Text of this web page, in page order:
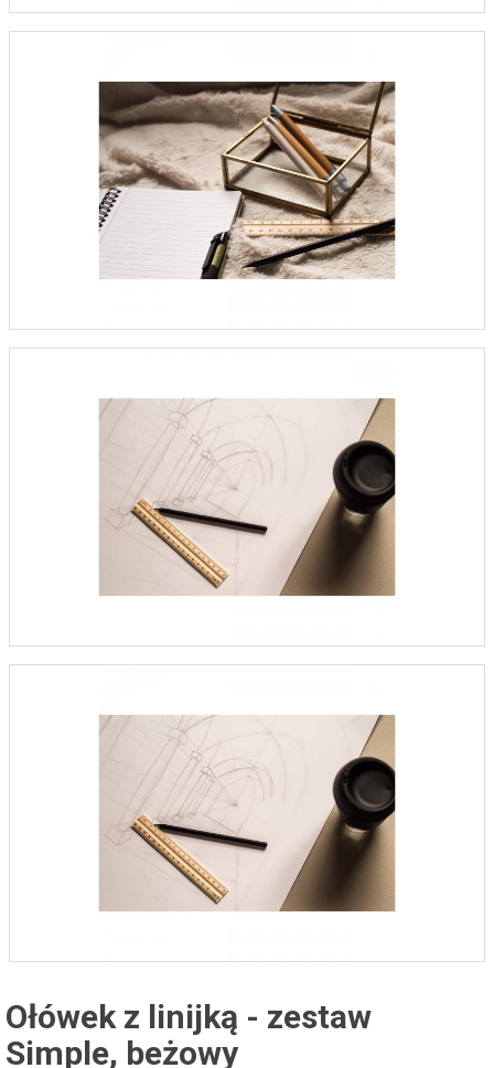
Ołówek z linijką - zestaw
Simple, beżowy